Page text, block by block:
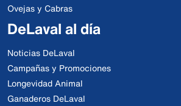
Ovejas y Cabras
DeLaval al día
Noticias DeLaval
Campañas y Promociones
Longevidad Animal
Ganaderos DeLaval